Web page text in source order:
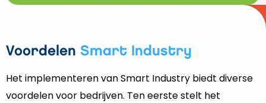
Voordelen Smart Industry
Het implementeren van Smart Industry biedt diverse
voordelen voor bedrijven. Ten eerste stelt het